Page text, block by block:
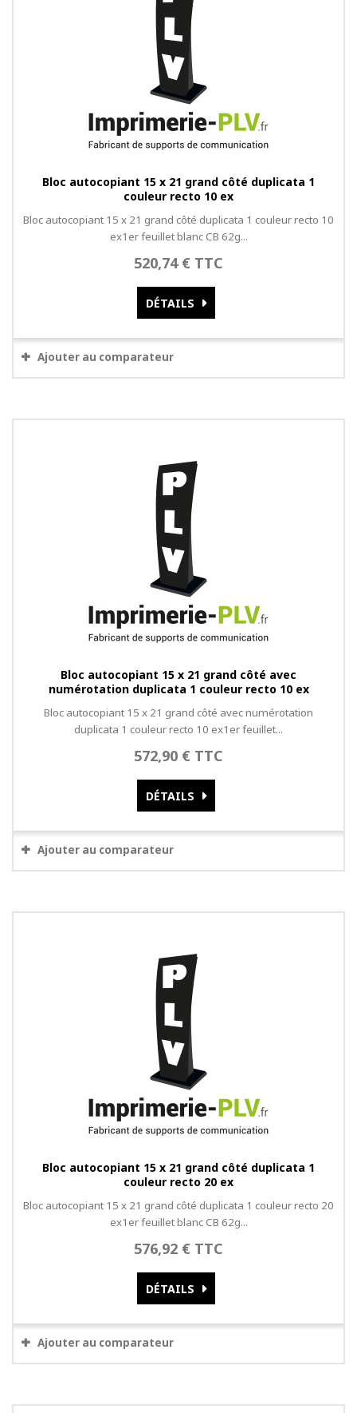
Bloc autocopiant 15 x 21 grand côté duplicata 1
couleur recto 10 ex
Bloc autocopiant 15 x 21 grand côté duplicata 1 couleur recto 10
ex1er feuillet blanc CB 62g...
520,74 € TTC
DÉTAILS
Ajouter au comparateur
Bloc autocopiant 15 x 21 grand côté avec
numérotation duplicata 1 couleur recto 10 ex
Bloc autocopiant 15 x 21 grand côté avec numérotation
duplicata 1 couleur recto 10 ex1er feuillet...
572,90 € TTC
DÉTAILS
Ajouter au comparateur
Bloc autocopiant 15 x 21 grand côté duplicata 1
couleur recto 20 ex
Bloc autocopiant 15 x 21 grand côté duplicata 1 couleur recto 20
ex1er feuillet blanc CB 62g...
576,92 € TTC
DÉTAILS
Ajouter au comparateur